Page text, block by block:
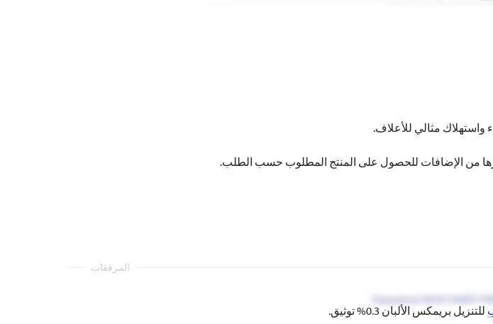
مثالي للأعلاف.
من الإضافات للحصول على المنتج المطلوب حسب الطلب.
المرفقات
Datasheet NEW DAIRY
للتنزيل بريمكس الألبان 0.3% توثيق.